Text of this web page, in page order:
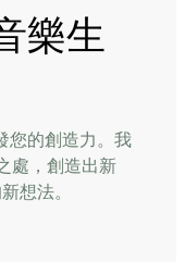
樂生
您的創造力。我
處，創造出新
想法。